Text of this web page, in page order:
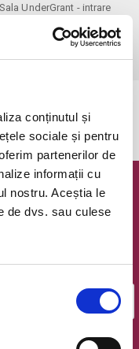
conținutul și
sociale și pentru
partenerilor de
informații cu
nostru. Aceștia le
de dvs. sau culese
UnderGrant - intrare
cu cele mai noi